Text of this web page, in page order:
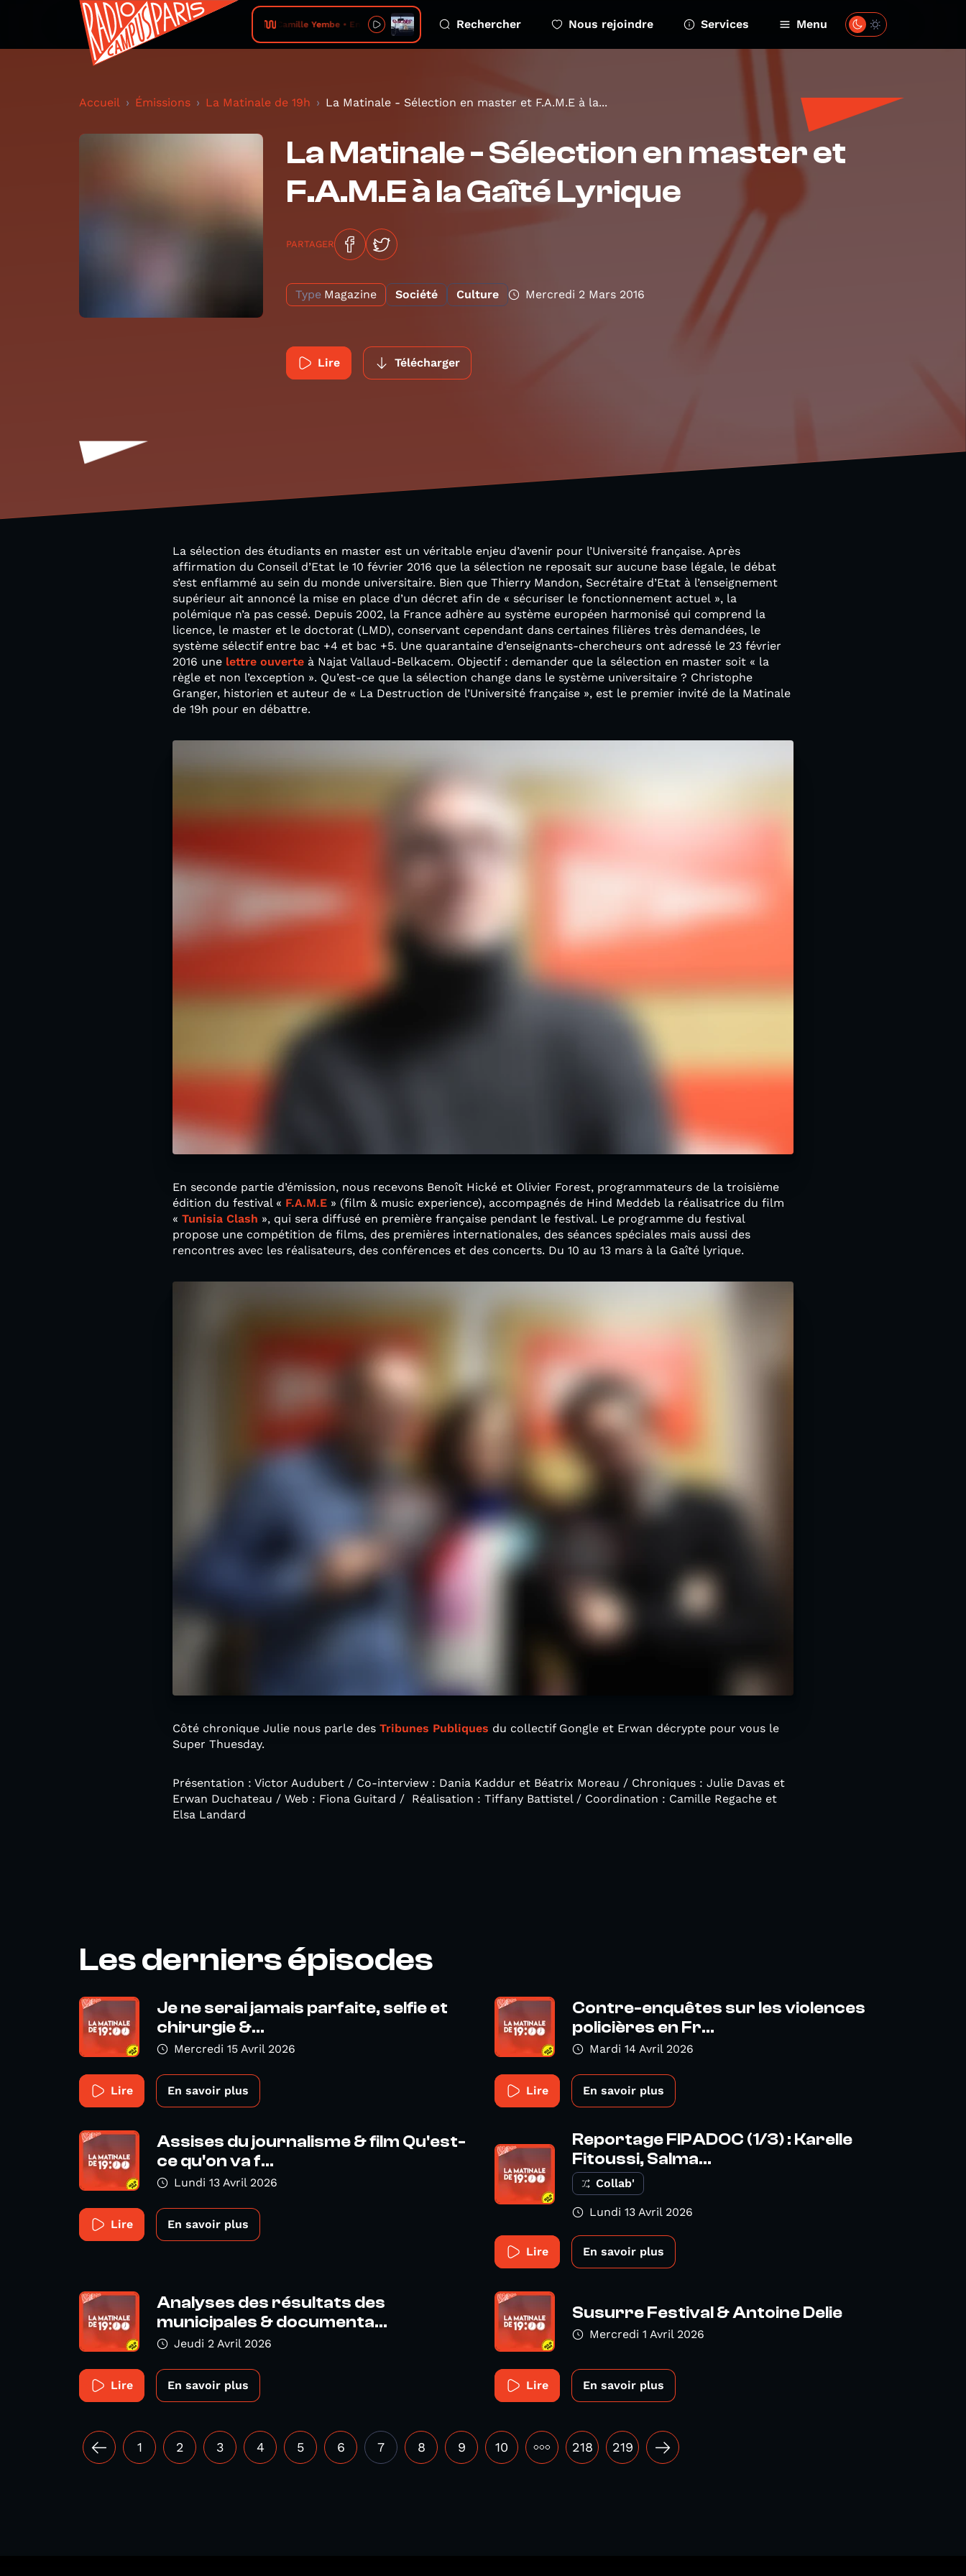
Camille Yembe • Encore Rechercher Nous rejoindre Services Menu
Accueil Émissions La Matinale de 19h La Matinale - Sélection en master et F.A.M.E à la...
La Matinale - Sélection en master et
F.A.M.E à la Gaîté Lyrique
PARTAGER
Type Magazine Société Culture Mercredi 2 Mars 2016
Lire Télécharger
La sélection des étudiants en master est un véritable enjeu d’avenir pour l’Université française. Après
affirmation du Conseil d’Etat le 10 février 2016 que la sélection ne reposait sur aucune base légale, le débat
s’est enflammé au sein du monde universitaire. Bien que Thierry Mandon, Secrétaire d’Etat à l’enseignement
supérieur ait annoncé la mise en place d’un décret afin de « sécuriser le fonctionnement actuel », la
polémique n’a pas cessé. Depuis 2002, la France adhère au système européen harmonisé qui comprend la
licence, le master et le doctorat (LMD), conservant cependant dans certaines filières très demandées, le
système sélectif entre bac +4 et bac +5. Une quarantaine d’enseignants-chercheurs ont adressé le 23 février
2016 une lettre ouverte à Najat Vallaud-Belkacem. Objectif : demander que la sélection en master soit « la
règle et non l’exception ». Qu’est-ce que la sélection change dans le système universitaire ? Christophe
Granger, historien et auteur de « La Destruction de l’Université française », est le premier invité de la Matinale
de 19h pour en débattre.
En seconde partie d’émission, nous recevons Benoît Hické et Olivier Forest, programmateurs de la troisième
édition du festival « F.A.M.E » (film & music experience), accompagnés de Hind Meddeb la réalisatrice du film
« Tunisia Clash », qui sera diffusé en première française pendant le festival. Le programme du festival
propose une compétition de films, des premières internationales, des séances spéciales mais aussi des
rencontres avec les réalisateurs, des conférences et des concerts. Du 10 au 13 mars à la Gaîté lyrique.
Côté chronique Julie nous parle des Tribunes Publiques du collectif Gongle et Erwan décrypte pour vous le
Super Thuesday.
Présentation : Victor Audubert / Co-interview : Dania Kaddur et Béatrix Moreau / Chroniques : Julie Davas et
Erwan Duchateau / Web : Fiona Guitard / Réalisation : Tiffany Battistel / Coordination : Camille Regache et
Elsa Landard
Les derniers épisodes
Je ne serai jamais parfaite, selfie et
chirurgie &...
Mercredi 15 Avril 2026
Lire En savoir plus
Contre-enquêtes sur les violences
policières en Fr...
Mardi 14 Avril 2026
Lire En savoir plus
Assises du journalisme & film Qu'est-
ce qu'on va f...
Lundi 13 Avril 2026
Lire En savoir plus
Reportage FIPADOC (1/3) : Karelle
Fitoussi, Salma...
Collab'
Lundi 13 Avril 2026
Lire En savoir plus
Analyses des résultats des
municipales & documenta...
Jeudi 2 Avril 2026
Lire En savoir plus
Susurre Festival & Antoine Delie
Mercredi 1 Avril 2026
Lire En savoir plus
1 2 3 4 5 6 7 8 9 10 ••• 218 219